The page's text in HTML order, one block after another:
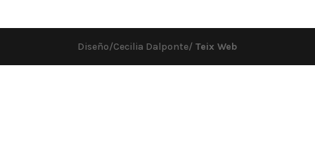
Diseño/Cecilia Dalponte/ Teix Web